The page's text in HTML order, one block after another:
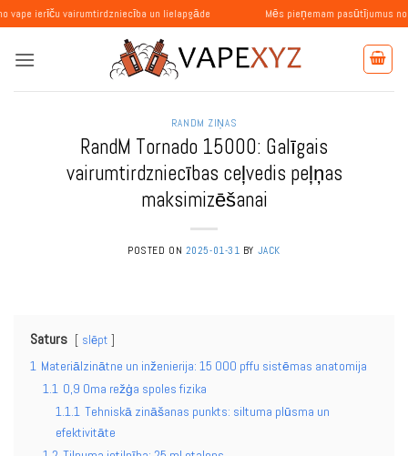
Skip
to
content
vairumtirdzniecība un lielapgāde Mēs pieņemam pasūtījumus no fiziskām
RANDM ZIŅAS
RandM Tornado 15000: Galīgais
vairumtirdzniecības ceļvedis peļņas
maksimizēšanai
POSTED ON 2025-01-31 BY JACK
Saturs slēpt
1 Materiālzinātne un inženierija: 15 000 pffu sistēmas anatomija
1.1 0,9 Oma režģa spoles fizika
1.1.1 Tehniskā zināšanas punkts: siltuma plūsma un
efektivitāte